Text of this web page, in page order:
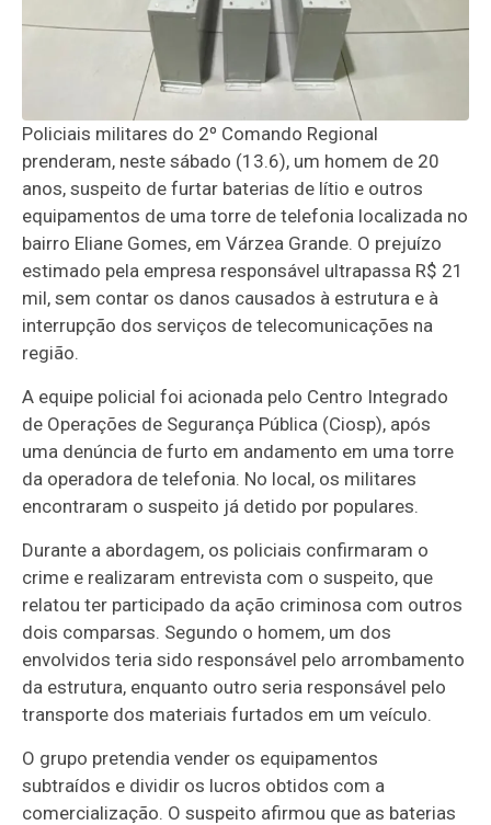
Policiais militares do 2º Comando Regional
prenderam, neste sábado (13.6), um homem de 20
anos, suspeito de furtar baterias de lítio e outros
equipamentos de uma torre de telefonia localizada no
bairro Eliane Gomes, em Várzea Grande. O prejuízo
estimado pela empresa responsável ultrapassa R$ 21
mil, sem contar os danos causados à estrutura e à
interrupção dos serviços de telecomunicações na
região.
A equipe policial foi acionada pelo Centro Integrado
de Operações de Segurança Pública (Ciosp), após
uma denúncia de furto em andamento em uma torre
da operadora de telefonia. No local, os militares
encontraram o suspeito já detido por populares.
Durante a abordagem, os policiais confirmaram o
crime e realizaram entrevista com o suspeito, que
relatou ter participado da ação criminosa com outros
dois comparsas. Segundo o homem, um dos
envolvidos teria sido responsável pelo arrombamento
da estrutura, enquanto outro seria responsável pelo
transporte dos materiais furtados em um veículo.
O grupo pretendia vender os equipamentos
subtraídos e dividir os lucros obtidos com a
comercialização. O suspeito afirmou que as baterias